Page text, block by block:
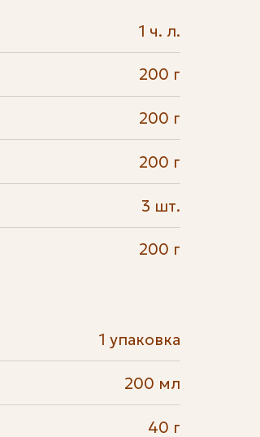
1 ч. л.
200 г
200 г
200 г
3 шт.
200 г
1 упаковка
200 мл
40 г